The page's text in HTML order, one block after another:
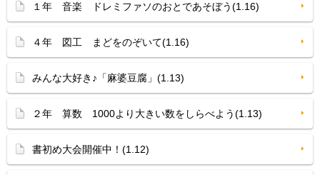
１年 音楽 ドレミファソのおとであそぼう(1.16)
４年 図工 まどをのぞいて(1.16)
みんな大好き♪「麻婆豆腐」(1.13)
２年 算数 1000より大きい数をしらべよう(1.13)
書初め大会開催中！(1.12)